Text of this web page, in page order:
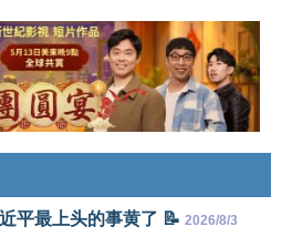
平最上头的事黄了 📝 2026/8/3